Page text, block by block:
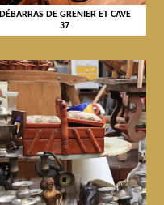
DÉBARRAS DE GRENIER ET CAVE
37